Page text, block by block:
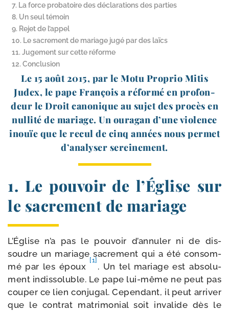
7. La force probatoire des déclarations des parties
8. Un seul témoin
9. Rejet de l’appel
10. Le sacrement de mariage jugé par des laïcs
11. Jugement sur cette réforme
12. Conclusion
Le 15 août 2015, par le Motu Proprio Mitis
Judex, le pape François a réfor­mé en pro­fon­
deur le Droit cano­nique au sujet des pro­cès en
nul­li­té de mariage. Un oura­gan d’une vio­lence
inouïe que le recul de cinq années nous per­met
d’analyser sereinement.
1. Le pouvoir de l’Église sur
le sacrement de mariage
L’Église n’a pas le pou­voir d’annuler ni de dis­
soudre un mariage sacre­ment qui a été consom­
mé par les époux
[1]
. Un tel mariage est abso­lu­
ment indis­so­luble. Le pape lui-​même ne peut pas
cou­per ce lien conju­gal. Cependant, il peut arri­ver
que le contrat matri­mo­nial soit inva­lide dès le